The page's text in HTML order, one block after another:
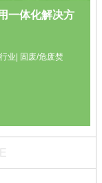
一体化解决方
业| 固废/危废焚